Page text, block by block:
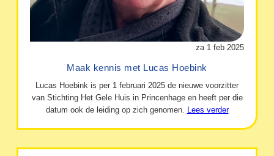
za 1 feb 2025
Maak kennis met Lucas Hoebink
Lucas Hoebink is per 1 februari 2025 de nieuwe voorzitter
van Stichting Het Gele Huis in Princenhage en heeft per die
datum ook de leiding op zich genomen. Lees verder